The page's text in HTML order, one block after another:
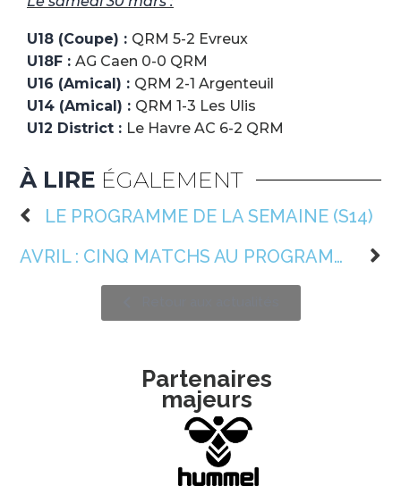
U18 (Coupe) : QRM 5-2 Evreux
U18F : AG Caen 0-0 QRM
U16 (Amical) : QRM 2-1 Argenteuil
U14 (Amical) : QRM 1-3 Les Ulis
U12 District : Le Havre AC 6-2 QRM
À LIRE ÉGALEMENT
LE PROGRAMME DE LA SEMAINE (S14)
AVRIL : CINQ MATCHS AU PROGRAMME
Partenaires
majeurs